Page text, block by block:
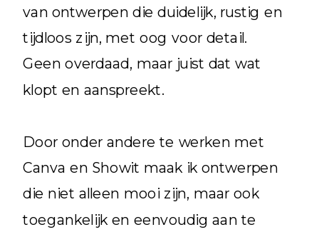
van ontwerpen die duidelijk, rustig en
tijdloos zijn, met oog voor detail.
Geen overdaad, maar juist dat wat
klopt en aanspreekt.
Door onder andere te werken met
Canva en Showit maak ik ontwerpen
die niet alleen mooi zijn, maar ook
toegankelijk en eenvoudig aan te